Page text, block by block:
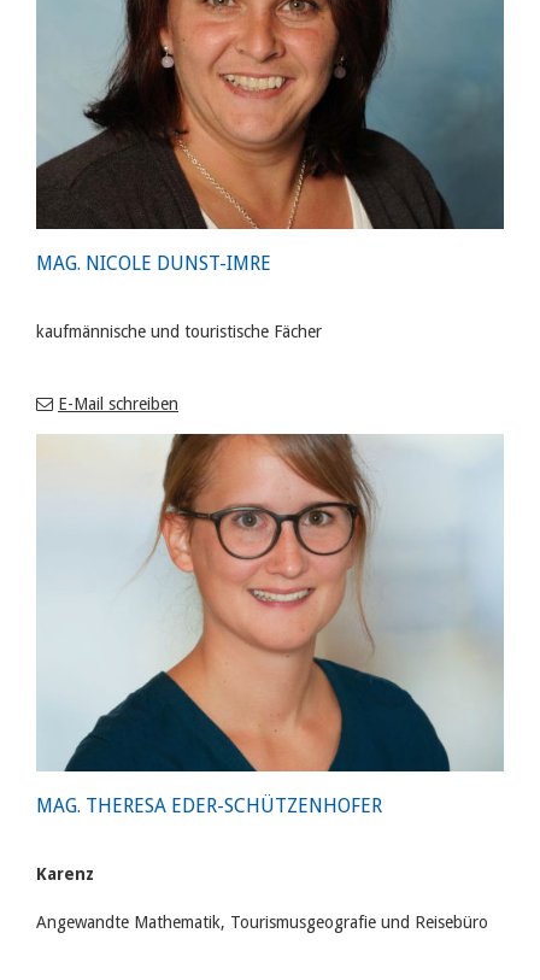
MAG. NICOLE DUNST-IMRE
kaufmännische und touristische Fächer
E-Mail schreiben
MAG. THERESA EDER-SCHÜTZENHOFER
Karenz
Angewandte Mathematik, Tourismusgeografie und Reisebüro